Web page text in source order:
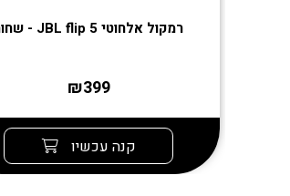
רמקול אלחוטי JBL flip 5 - שחור
₪399
קנה עכשיו